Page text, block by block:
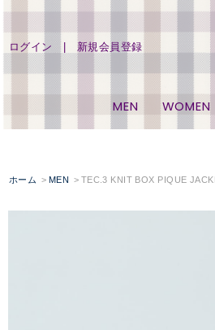
ログイン 新規会員登録
MEN WOMEN
ホーム MEN TEC.3 KNIT BOX PIQUE